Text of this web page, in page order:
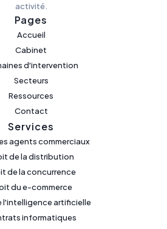
activité.
Pages
Accueil
Cabinet
d'intervention
Secteurs
Ressources
Contact
Services
agents commerciaux
de la distribution
de la concurrence
du e-commerce
l'intelligence artificielle
informatiques